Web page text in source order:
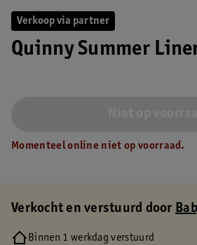
Verkoop via partner
Quinny Summer
Momenteel online niet op voorraad.
Verkocht en verstuurd door
Binnen 1 werkdag verstuurd